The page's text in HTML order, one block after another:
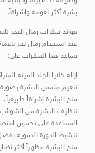
بشرة أكثر نعومة وإشراقاً.
فوائد سكراب رمال البحر
عند استخدام رمال بحر
يساعد هذا السكراب على:
إزالة خلايا الجلد الميتة
تنعيم ملمس البشرة
منح البشرة إشراقاً طبيعياً.
تنظيف البشرة من الشوائب
المساعدة على تحسين
تنشيط الدورة الدموية
منح البشرة مظهراً أكثر